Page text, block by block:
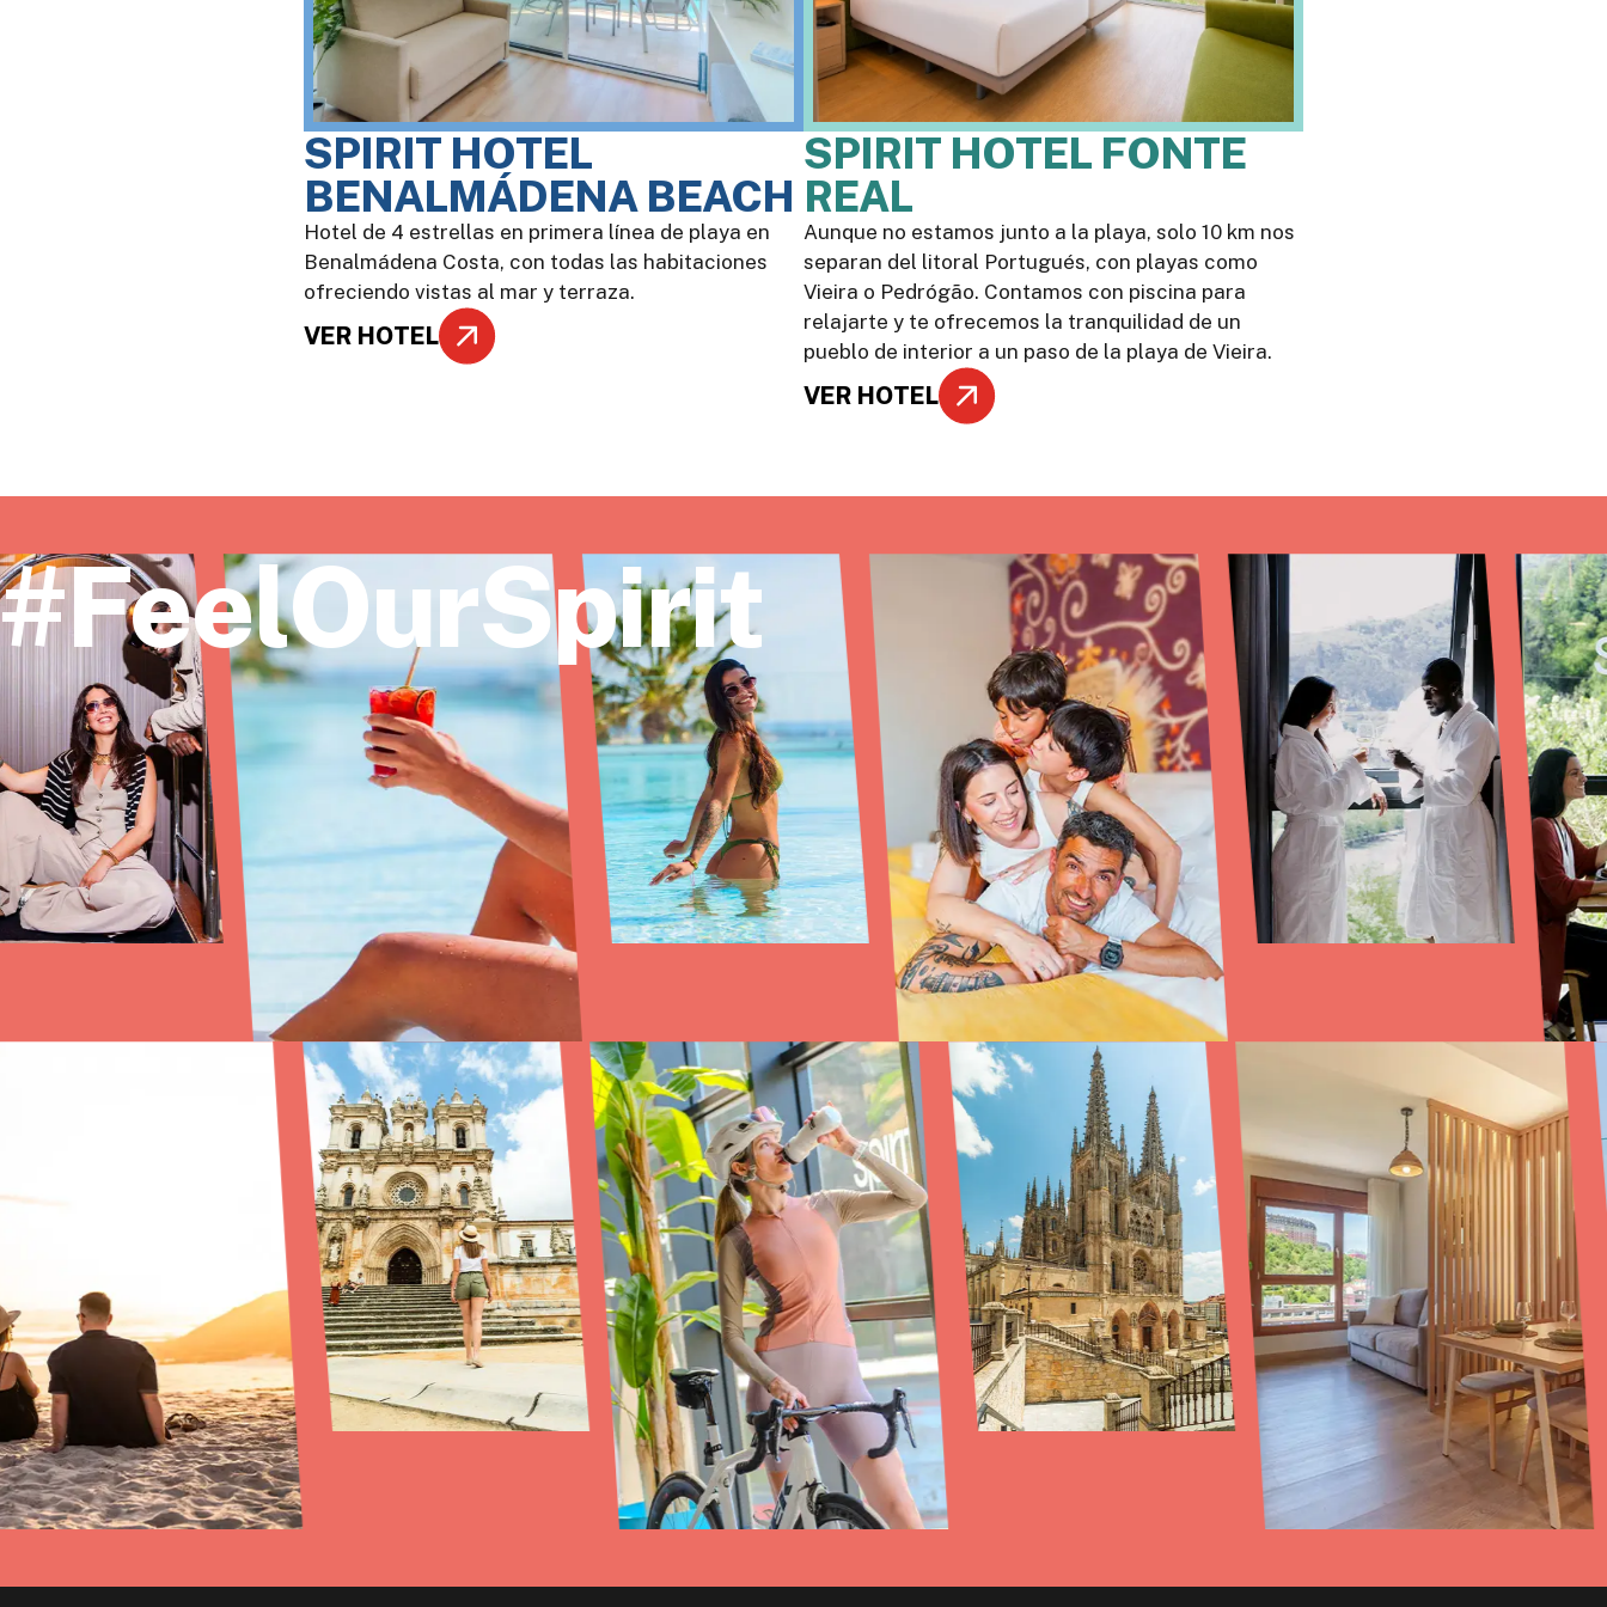
SPIRIT HOTEL
BENALMÁDENA BEACH
Hotel de 4 estrellas en primera línea de playa en
Benalmádena Costa, con todas las habitaciones
ofreciendo vistas al mar y terraza.
VER HOTEL
SPIRIT HOTEL FONTE
REAL
Aunque no estamos junto a la playa, solo 10 km nos
separan del litoral Portugués, con playas como
Vieira o Pedrógão. Contamos con piscina para
relajarte y te ofrecemos la tranquilidad de un
pueblo de interior a un paso de la playa de Vieira.
VER HOTEL
#FeelOurSpirit